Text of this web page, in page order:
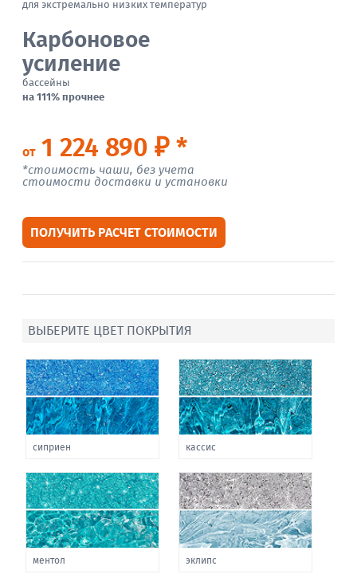
для экстремально низких температур
Карбоновое
усиление
бассейны
на 111% прочнее
от1 224 890 ₽ *
*стоимость чаши, без учета
стоимости доставки и установки
ПОЛУЧИТЬ РАСЧЕТ СТОИМОСТИ
ВЫБЕРИТЕ ЦВЕТ ПОКРЫТИЯ
сиприен кассис
ментол эклипс